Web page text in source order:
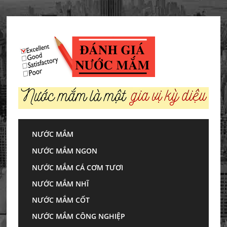
content
NƯỚC MẮM
NƯỚC MẮM NGON
NƯỚC MẮM CÁ CƠM TƯƠI
NƯỚC MẮM NHĨ
NƯỚC MẮM CỐT
NƯỚC MẮM CÔNG NGHIỆP
uống lành mạnh ai cũng nên biết
TOP 10 thói quen
ăn uống lành mạnh